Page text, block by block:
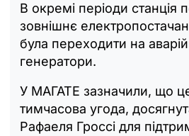
В окремі періоди станція
зовнішнє
була переходити на
генератори.
У МАГАТЕ зазначили, що
тимчасова угода,
Рафаеля Гроссі для